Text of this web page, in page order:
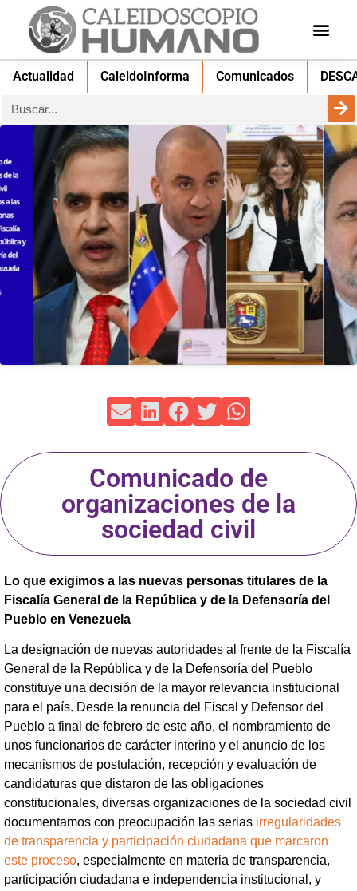
Actualidad CaleidoInforma Comunicados
Comunicado de
organizaciones de la
sociedad civil
Lo que exigimos a las nuevas personas titulares de la
Fiscalía General de la República y de la Defensoría del
Pueblo en Venezuela
La designación de nuevas autoridades al frente de la Fiscalía
General de la República y de la Defensoría del Pueblo
constituye una decisión de la mayor relevancia institucional
para el país. Desde la renuncia del Fiscal y Defensor del
Pueblo a final de febrero de este año, el nombramiento de
unos funcionarios de carácter interino y el anuncio de los
mecanismos de postulación, recepción y evaluación de
candidaturas que distaron de las obligaciones
constitucionales, diversas organizaciones de la sociedad civil
documentamos con preocupación las serias irregularidades
de transparencia y participación ciudadana que marcaron
este proceso, especialmente en materia de transparencia,
participación ciudadana e independencia institucional, y